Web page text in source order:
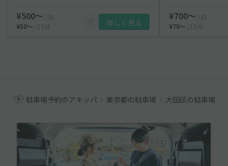
¥500〜
/日
¥50〜
/15分 詳しく見る
¥700〜
/日
¥70〜
/15分
駐車場予約のアキッパ 東京都の駐車場 大田区の駐車場